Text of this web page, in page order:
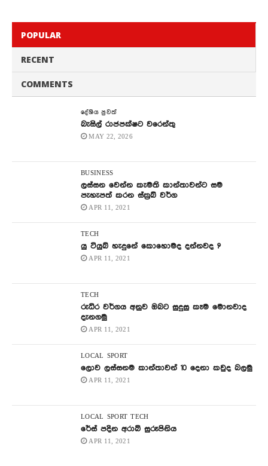
POPULAR
RECENT
COMMENTS
දේශිය පුවත්
බැසිල් රාජපක්ෂට වරෙන්තු
MAY 22, 2026
BUSINESS
ලස්සන වෙන්න කැමති කාන්තාවන්ට සම
පැහැපත් කරන ස්ක්‍රබ් වර්ග
APR 11, 2021
TECH
යු ටියුබ් හැදුනේ කොහොමද දන්නවද ?
APR 11, 2021
TECH
රුධිර වර්ගය අනුව ඔබට සුදුසු කෑම මොනවාද
දැනගමු
APR 11, 2021
LOCAL SPORT
ලොව ලස්සනම කාන්තාවන් 10 දෙනා කවුද බලමු
APR 11, 2021
LOCAL SPORT TECH
රේස් පදින අරාබි සුරූපිනිය
APR 11, 2021